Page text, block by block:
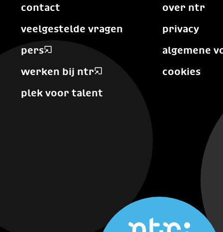
contact
veelgestelde vragen
pers
werken bij ntr
plek voor talent
over ntr
privacy
algemene
cookies